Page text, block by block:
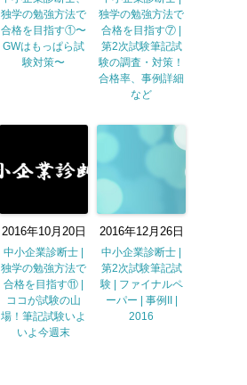
独学の勉強方法で
合格を目指す①〜
GWはもっぱら試
験対策〜
独学の勉強方法で
合格を目指す⑦ |
第2次試験筆記試
験の調査・対策！
合格率、事例詳細
など
2016年10月20日
中小企業診断士 |
独学の勉強方法で
合格を目指す⑪ |
ココが試験の山
場！筆記試験いよ
いよ今週末
2016年12月26日
中小企業診断士 |
第2次試験筆記試
験 | ファイナルペ
ーパー | 事例II |
2016